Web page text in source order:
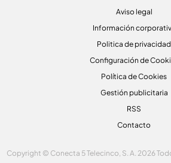
Aviso legal
Información
Politica de privacidad
Configuración de
Política de Cookies
Gestión publicitaria
RSS
Contacto
Copyright © Conecta 5 Telecinco, S. A. 2026